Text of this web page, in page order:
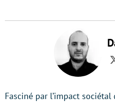
Fasciné par l’impact